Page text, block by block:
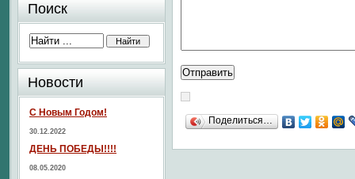
Поделиться…
Поиск
Новости
С Новым Годом!
30.12.2022
ДЕНЬ ПОБЕДЫ!!!!
08.05.2020